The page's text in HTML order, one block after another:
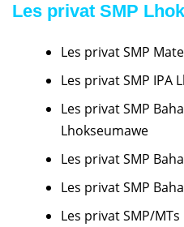
Les privat SMP
Les privat SMP
Les privat SMP IPA
Les privat SMP
Lhokseumawe
Les privat SMP
Les privat SMP
Les privat SMP/